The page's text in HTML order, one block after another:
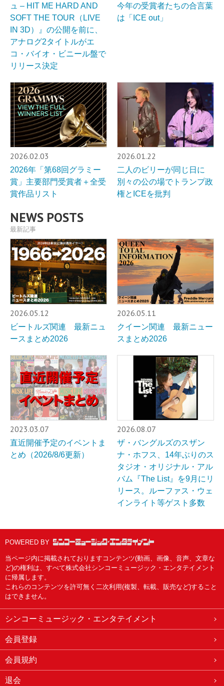
ュ – HIT ME HARD AND
SOFT THE TOUR（LIVE
IN 3D）』の公開を前に、
アナログ2タイトルがエ
コ・バイオ・ビニール盤で
リリース決定
今年の受賞者たちの合言葉
は「ICE out」
2026.02.03
2026年「第68回グラミー
賞」主要部門受賞者＋全受
賞作品リスト
2026.01.22
二人のビリーが同じ日に
別々の公の場でトランプ政
権とICEを批判
NEWS POSTS
最新記事
2026.05.12
ビートルズ関連 最新ニュ
ースまとめ2026
2026.05.11
クイーン関連 最新ニュー
スまとめ2026
2023.03.07
直近開催予定のイベントま
とめ（2026/8/6更新）
2026.08.07
ザ・バングルズのスザン
ナ・ホフス、14年ぶりのス
タジオ・オリジナル・アル
バム『The List』を9月にリ
リース。ルーファス・ウェ
インライト等ゲスト多数
POWERED BY
当ページ内に掲載されておりますコンテンツ(動画、画像、音声、文章な
ど)の権利は、すべて株式会社シンコーミュージック・エンタテイメント
に帰属します。
これらのコンテンツを許可無く二次利用(複製、転載、販売など)すること
はできません。
シンコーミュージック・エンタテイメント
会員登録
会員規約
退会